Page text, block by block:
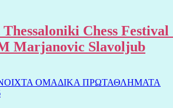
Chess Festival
Marjanovic Slavoljub